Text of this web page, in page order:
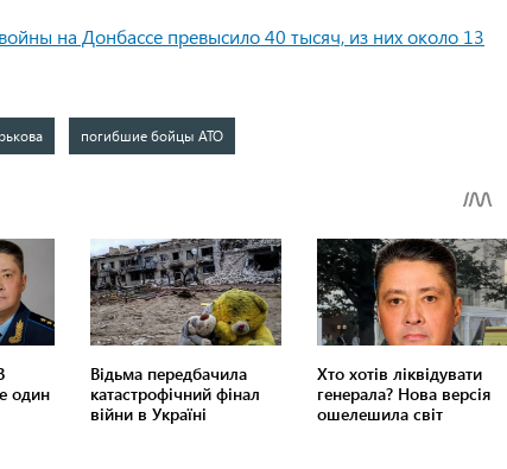
на Донбассе превысило 40 тысяч, из них около 13
погибшие бойцы АТО